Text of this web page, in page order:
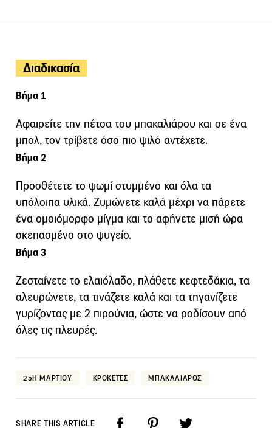
Διαδικασία
Βήμα 1
Αφαιρείτε την πέτσα του μπακαλιάρου και σε ένα
μπολ, τον τρίβετε όσο πιο ψιλό αντέχετε.
Βήμα 2
Προσθέτετε το ψωμί στυμμένο και όλα τα
υπόλοιπα υλικά. Ζυμώνετε καλά μέχρι να πάρετε
ένα ομοιόμορφο μίγμα και το αφήνετε μισή ώρα
σκεπασμένο στο ψυγείο.
Βήμα 3
Ζεσταίνετε το ελαιόλαδο, πλάθετε κεφτεδάκια, τα
αλευρώνετε, τα τινάζετε καλά και τα τηγανίζετε
γυρίζοντας με 2 πιρούνια, ώστε να ροδίσουν από
όλες τις πλευρές.
25Η ΜΑΡΤΙΟΥ ΚΡΟΚΕΤΕΣ ΜΠΑΚΑΛΙΑΡΟΣ
SHARE THIS ARTICLE